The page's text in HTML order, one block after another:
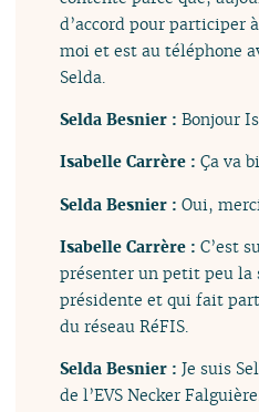
d’accord pour participer
moi et est au téléphone
Selda.
Selda Besnier :Bonjour
Isabelle Carrère :Ça va
Selda Besnier :Oui, merci.
Isabelle Carrère :C’est
présenter un petit peu
présidente et qui fait
du réseau RéFIS.
Selda Besnier :Je suis
de l’EVS Necker